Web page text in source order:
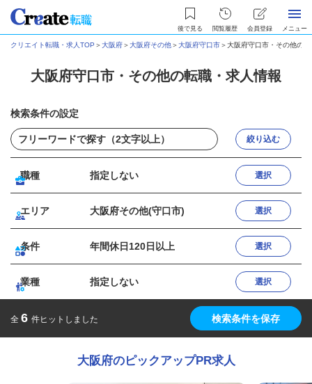
後で見る 閲覧履歴 会員登録 メニュー
クリエイト転職・求人TOP ＞大阪府＞大阪府その他＞大阪府守口市＞大阪府守口市・その他の
大阪府守口市・その他の転職・求人情報
検索条件の設定
絞り込む
職種 指定しない 選択
エリア 大阪府その他(守口市) 選択
条件 年間休日120日以上 選択
業種 指定しない 選択
全 6 件ヒットしました 検索条件を保存
大阪府のピックアップPR求人